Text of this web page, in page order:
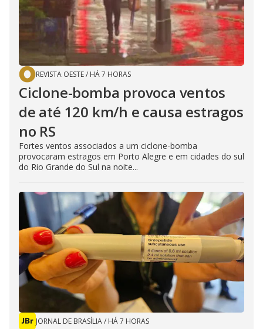
REVISTA OESTE/ HÁ 7 HORAS
Ciclone-bomba provoca ventos
de até 120 km/h e causa estragos
no RS
Fortes ventos associados a um ciclone-bomba
provocaram estragos em Porto Alegre e em cidades do sul
do Rio Grande do Sul na noite...
JORNAL DE BRASÍLIA/ HÁ 7 HORAS